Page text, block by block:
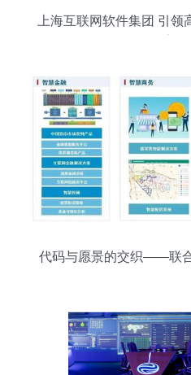
上海互联网软件集团 引
代码与愿景的交织——联